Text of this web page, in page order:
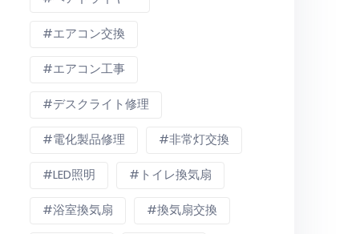
エアコン交換
エアコン工事
デスクライト修理
電化製品修理 非常灯交換
LED照明 トイレ換気扇
浴室換気扇 換気扇交換